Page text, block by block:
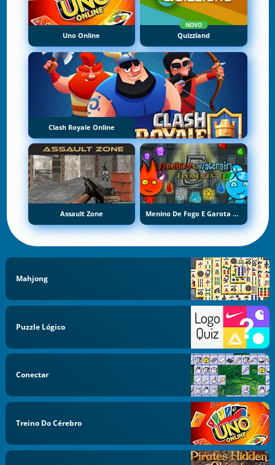
Uno Online
NOVO
Quizzland
Clash Royale Online
Assault Zone Menino De Fogo E Garota De Água 5: Elementos
Mahjong
Puzzle Lógico
Conectar
Treino Do Cérebro